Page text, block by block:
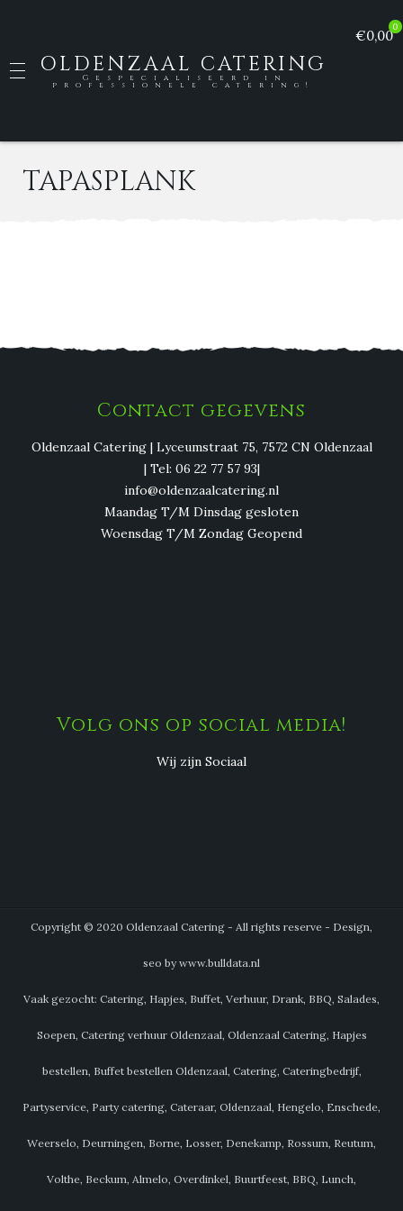
OLDENZAAL CATERING
Gespecialiseerd in
professionele catering!
0
€0,00
TAPASPLANK
Contact gegevens
Oldenzaal Catering | Lyceumstraat 75, 7572 CN Oldenzaal
| Tel: 06 22 77 57 93|
info@oldenzaalcatering.nl
Maandag T/M Dinsdag gesloten
Woensdag T/M Zondag Geopend
Volg ons op social media!
Wij zijn Sociaal
Copyright © 2020 Oldenzaal Catering - All rights reserve - Design,
seo by www.bulldata.nl
Vaak gezocht: Catering, Hapjes, Buffet, Verhuur, Drank, BBQ, Salades,
Soepen, Catering verhuur Oldenzaal, Oldenzaal Catering, Hapjes
bestellen, Buffet bestellen Oldenzaal, Catering, Cateringbedrijf,
Partyservice, Party catering, Cateraar, Oldenzaal, Hengelo, Enschede,
Weerselo, Deurningen, Borne, Losser, Denekamp, Rossum, Reutum,
Volthe, Beckum, Almelo, Overdinkel, Buurtfeest, BBQ, Lunch,